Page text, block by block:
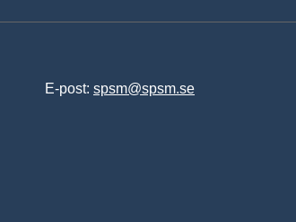
E-post: spsm@spsm.se